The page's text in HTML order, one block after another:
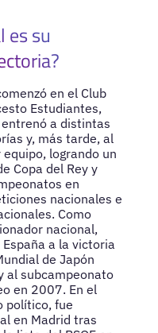
es su
en el Club
Estudiantes,
a distintas
y, más tarde, al
logrando un
Copa del Rey y
en
nacionales e
Como
nacional,
España a la victoria
de Japón
al subcampeonato
en 2007. En el
político, fue
en Madrid tras